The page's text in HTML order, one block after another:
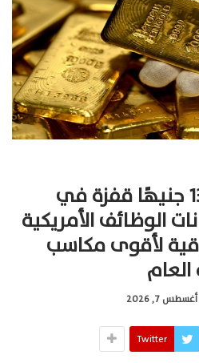
«مرصد الذهب»: 130 جنيهًا قفزة في
الوظائف الأمريكية
لأقوى مكاسب
أغسطس 7, 2026
Twitter